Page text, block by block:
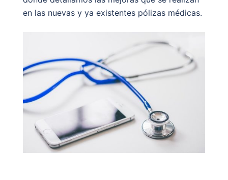
en las nuevas y ya existentes pólizas médicas.